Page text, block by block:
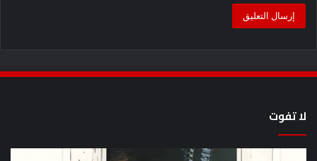
لا تفوت